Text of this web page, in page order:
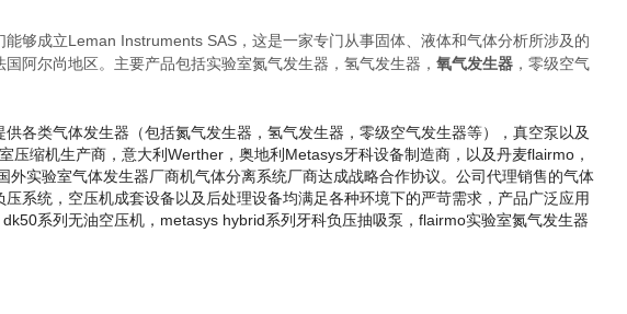
够成立Leman Instruments SAS，这是一家专门从事固体、液体和气体分析所涉及的
阿尔尚地区。主要产品包括实验室氮气发生器，氢气发生器， 氧气发生器 ，零级空气
各类气体发生器（包括氮气发生器，氢气发生器，零级空气发生器等），真空泵以及
压缩机生产商， 意大利Werther， 奥地利Metasys牙科设备制造商，以及丹麦flairmo，
实验室气体发生器厂商机气体分离系统厂商达成战略合作协议。公司代理销售的气体
系统，空压机成套设备以及后处理设备均满足各种环境下的严苛需求，产品广泛应用
系列无油空压机，metasys hybrid系列牙科负压抽吸泵，flairmo实验室氮气发生器